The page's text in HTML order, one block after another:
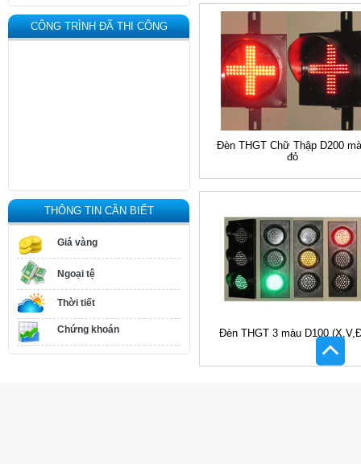
CÔNG TRÌNH ĐÃ THI CÔNG
THÔNG TIN CẦN BIẾT
Giá vàng
Ngoại tệ
Thời tiết
Chứng khoán
Đèn THGT Chữ Thập D200
đỏ
Đèn THGT 3 màu D100